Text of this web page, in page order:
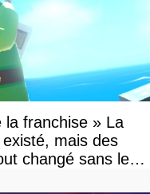
la franchise » La
mais des
changé sans le